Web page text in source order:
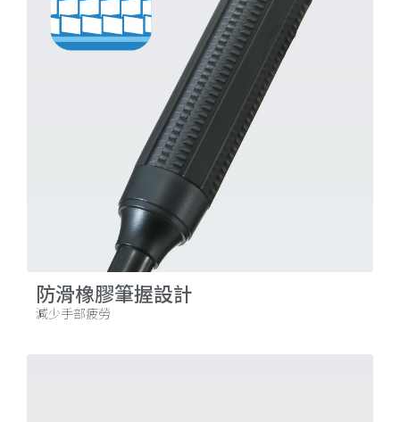
防滑橡膠筆握設計
減少手部疲勞